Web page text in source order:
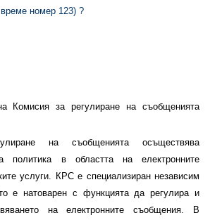
номер 123) ?
Комисия за регулиране на съобщенията
на съобщенията осъществява
политика в областта на електронните
услуги. КРС е специализиран независим
е натоварен с функцията да регулира и
на електронните съобщения. В